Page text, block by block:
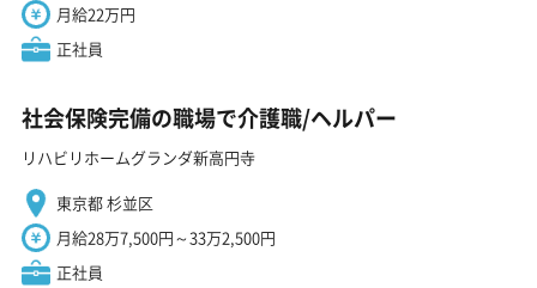
月給22万円
正社員
社会保険完備の職場で介護職/ヘルパー
リハビリホームグランダ新高円寺
東京都 杉並区
月給28万7,500円～33万2,500円
正社員